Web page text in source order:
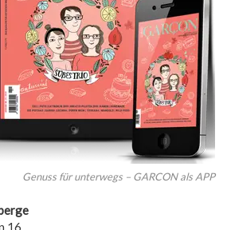
Genuss für unterwegs – GARCON als APP
16